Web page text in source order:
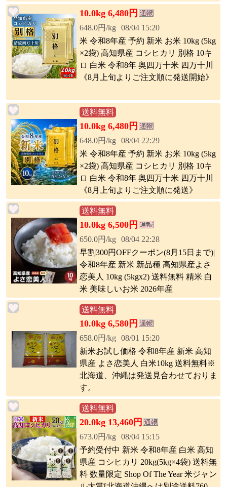
10.0kg 6,480円
648.0円/kg 08/04 15:20
米 令和8年産 予約 新米 お米 10kg (5kg
×2袋) 高知県産 コシヒカリ 別格 10キ
ロ 白米 令和8年 奥四万十米 四万十川
《8月上旬よりご注文順に発送開始》
送料無料
10.0kg 6,480円
648.0円/kg 08/04 22:29
米 令和8年産 予約 新米 お米 10kg (5kg
×2袋) 高知県産 コシヒカリ 別格 10キ
ロ 白米 令和8年 奥四万十米 四万十川
《8月上旬よりご注文順に発送》
送料無料
10.0kg 6,500円
650.0円/kg 08/04 22:28
早割300円OFFクーポン(8月15日まで)|
令和8年産 新米 新品種 高知県産よさ
恋美人 10kg (5kgx2) 送料無料 精米 白
米 美味しいお米 2026年産
送料無料
10.0kg 6,580円
658.0円/kg 08/01 15:20
新米お試し価格 令和8年産 新米 高知
県産 よさ恋美人 白米10kg 送料無料※
北海道、沖縄は発送見合わせておりま
す。
送料無料
20.0kg 13,460円
673.0円/kg 08/04 15:15
予約受付中 新米 令和8年産 白米 高知
県産 コシヒカリ 20kg(5kg×4袋) 送料無
料 数量限定 Shop Of The Year 米ジャン